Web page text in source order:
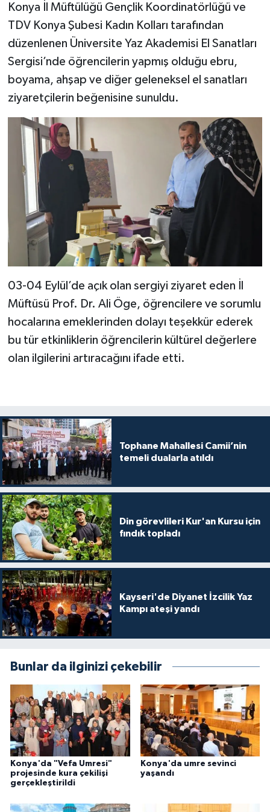
Konya İl Müftülüğü Gençlik Koordinatörlüğü ve
TDV Konya Şubesi Kadın Kolları tarafından
düzenlenen Üniversite Yaz Akademisi El Sanatları
Sergisi’nde öğrencilerin yapmış olduğu ebru,
boyama, ahşap ve diğer geleneksel el sanatları
ziyaretçilerin beğenisine sunuldu.
03-04 Eylül’de açık olan sergiyi ziyaret eden İl
Müftüsü Prof. Dr. Ali Öge, öğrencilere ve sorumlu
hocalarına emeklerinden dolayı teşekkür ederek
bu tür etkinliklerin öğrencilerin kültürel değerlere
olan ilgilerini artıracağını ifade etti.
Tophane Mahallesi Camii’nin
temeli dualarla atıldı
Din görevlileri Kur'an Kursu için
fındık topladı
Kayseri'de Diyanet İzcilik Yaz
Kampı ateşi yandı
Bunlar da ilginizi çekebilir
Konya'da "Vefa Umresi"
projesinde kura çekilişi
gerçekleştirildi
Konya'da umre sevinci
yaşandı
Bitlis Müftülüğü
Bolu Müftülüğü
Bursa Müftülüğü
Çanakkale Müftülüğü
Çankırı Müftülüğü
Çorum Müftülüğü
Denizli Müftülüğü
Düzce Müftülüğü
Edirne Müftülüğü
Elazığ Müftülüğü
Erzurum Müftülüğü
Eskişehir Müftülüğü
Gaziantep Müftülüğü
Giresun Müftülüğü
Gümüşhane Müftülüğü
Hakkari Müftülüğü
Hatay Müftülüğü
Isparta Müftülüğü
İstanbul Müftülüğü
İzmir Müftülüğü
Kahramanmaraş Müftülüğü
Sağlık
Makaleler
Duyurular
Podcast
Bilim, Teknoloji
Biyografiler
Diyanet TV
YAŞAM